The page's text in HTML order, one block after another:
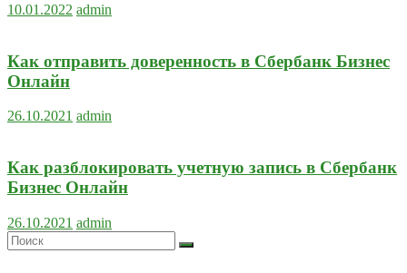
10.01.2022 admin
Как отправить доверенность в Сбербанк Бизнес
Онлайн
26.10.2021 admin
Как разблокировать учетную запись в Сбербанк
Бизнес Онлайн
26.10.2021 admin